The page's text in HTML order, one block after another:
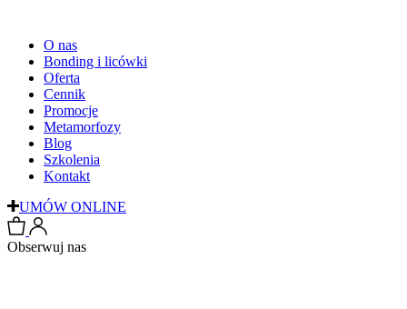
O nas
Bonding i licówki
Oferta
Cennik
Promocje
Metamorfozy
Blog
Szkolenia
Kontakt
UMÓW ONLINE
Obserwuj nas